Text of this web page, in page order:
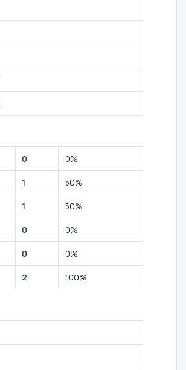
0 0%
1 50%
1 50%
0 0%
0 0%
2 100%